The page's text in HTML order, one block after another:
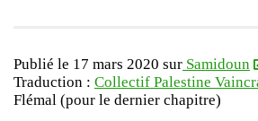
Publié le 17 mars 2020 sur Samidoun
Traduction : Collectif Palestine
Flémal (pour le dernier chapitre)